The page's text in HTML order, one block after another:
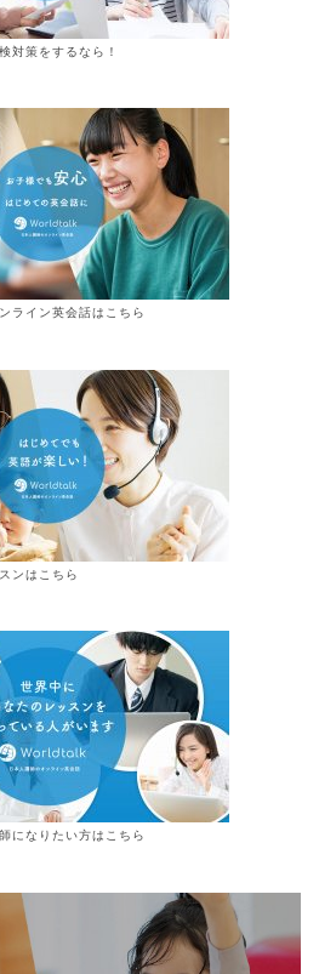
対策をするなら！
ライン英会話はこちら
ンはこちら
になりたい方はこちら